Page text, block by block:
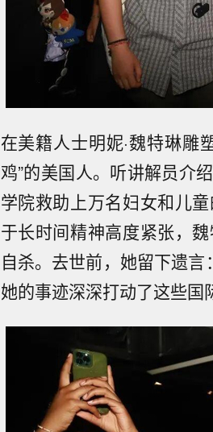
在美籍人士明妮·魏特琳雕
鸡”的美国人。听讲解员介
学院救助上万名妇女和儿
于长时间精神高度紧张，
自杀。去世前，她留下遗
她的事迹深深打动了这些国